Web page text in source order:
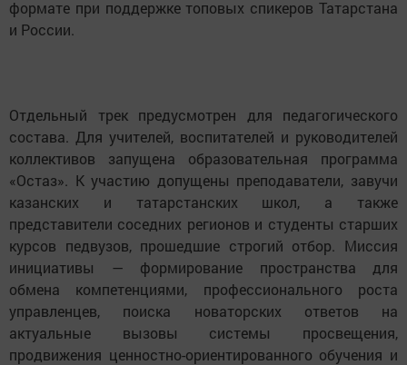
формате при поддержке топовых спикеров Татарстана
и России.
Отдельный трек предусмотрен для педагогического
состава. Для учителей, воспитателей и руководителей
коллективов запущена образовательная программа
«Остаз». К участию допущены преподаватели, завучи
казанских и татарстанских школ, а также
представители соседних регионов и студенты старших
курсов педвузов, прошедшие строгий отбор. Миссия
инициативы — формирование пространства для
обмена компетенциями, профессионального роста
управленцев, поиска новаторских ответов на
актуальные вызовы системы просвещения,
продвижения ценностно-ориентированного обучения и